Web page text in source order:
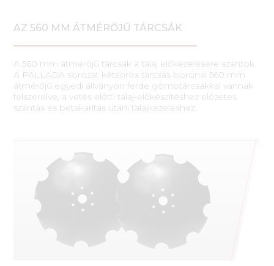
AZ 560 MM ÁTMÉRŐJŰ TÁRCSÁK
A 560 mm átmérőjű tárcsák a talaj előkezelésére szántok.
A PALLADA sorozat kétsoros tárcsás boronái 560 mm
átmérőjű egyedi állványon ferde gömbtárcsákkal vannak
felszerelve, a vetés előtti talaj-előkészítéshez előzetes
szántás és betakarítás utáni talajkezeléshez.